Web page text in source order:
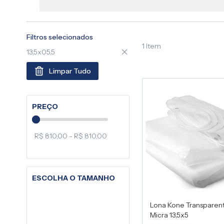
1 Item
Lona Kone
Micra 13,5x5
Filtros selecionados
13,5x05,5
Limpar Tudo
PREÇO
R$ 810,00 - R$ 810,00
ESCOLHA O TAMANHO